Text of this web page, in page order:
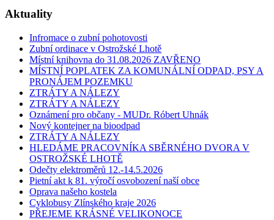
Aktuality
Infromace o zubní pohotovosti
Zubní ordinace v Ostrožské Lhotě
Místní knihovna do 31.08.2026 ZAVŘENO
MÍSTNÍ POPLATEK ZA KOMUNÁLNÍ ODPAD, PSY A
PRONÁJEM POZEMKU
ZTRÁTY A NÁLEZY
ZTRÁTY A NÁLEZY
Oznámení pro občany - MUDr. Róbert Uhnák
Nový kontejner na bioodpad
ZTRÁTY A NÁLEZY
HLEDÁME PRACOVNÍKA SBĚRNÉHO DVORA V
OSTROŽSKÉ LHOTĚ
Odečty elektroměrů 12.-14.5.2026
Pietní akt k 81. výročí osvobození naší obce
Oprava našeho kostela
Cyklobusy Zlínského kraje 2026
PŘEJEME KRÁSNÉ VELIKONOCE